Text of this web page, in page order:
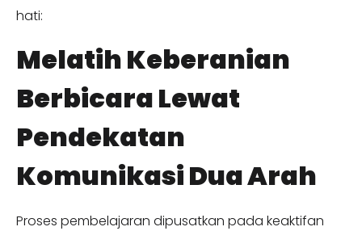
hati:
Melatih Keberanian
Berbicara Lewat
Pendekatan
Komunikasi Dua Arah
Proses pembelajaran dipusatkan pada keaktifan